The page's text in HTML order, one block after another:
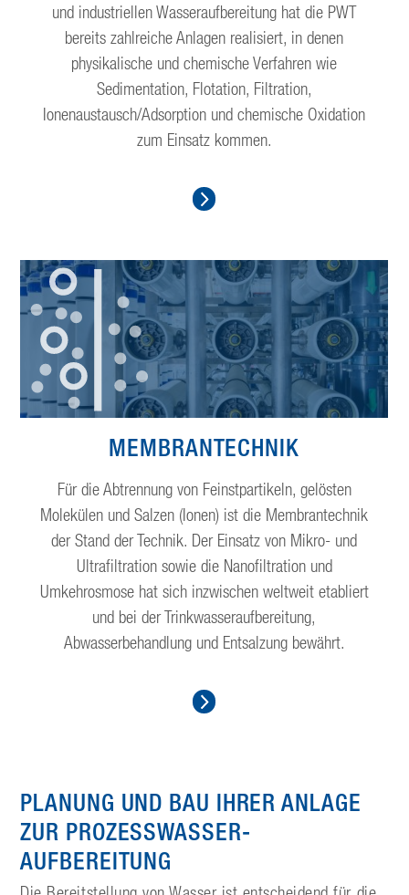
und industriellen Wasseraufbereitung hat die PWT
bereits zahlreiche Anlagen realisiert, in denen
physikalische und chemische Verfahren wie
Sedimentation, Flotation, Filtration,
Ionenaustausch/Adsorption und chemische Oxidation
zum Einsatz kommen.
MEMBRANTECHNIK
Für die Abtrennung von Feinstpartikeln, gelösten
Molekülen und Salzen (Ionen) ist die Membrantechnik
der Stand der Technik. Der Einsatz von Mikro- und
Ultrafiltration sowie die Nanofiltration und
Umkehrosmose hat sich inzwischen weltweit etabliert
und bei der Trinkwasseraufbereitung,
Abwasserbehandlung und Entsalzung bewährt.
PLANUNG UND BAU IHRER ANLAGE
ZUR PROZESS­WASSER­
AUFBEREITUNG